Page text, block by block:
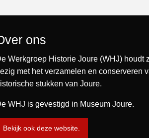
ons
Werkgroep Historie Joure (WHJ) houdt
met het verzamelen en conserveren
stukken van Joure.
WHJ is gevestigd in Museum Joure.
Bekijk ook deze website.